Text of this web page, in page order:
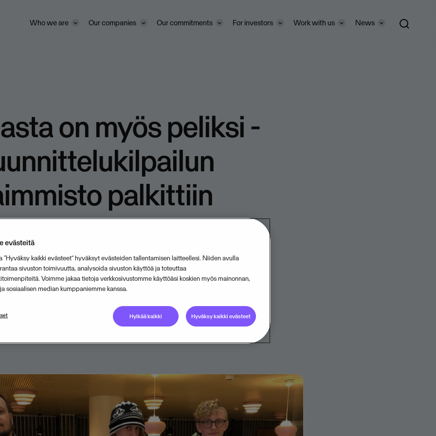
Who we are Our companies Our commitments For investors Work with us News
on myös peliksi -
palkittiin
Gaming -pelisuunnittelukilpailun
palkittiin Helsingissä 10.1.2019.
Wilma-hahmo pyrkii keräämään hyviä
ja taistelemaan huonoja merkintöjä
evästeitä
“Hyväksy kaikki evästeet” hyväksyt evästeiden tallentamisen laitteellesi. Niiden avulla
sivuston toimivuutta, analysoida sivuston käyttöä ja toteuttaa
Voimme jakaa tietoja verkkosivustomme käyttöäsi koskien myös mainonnan,
sosiaalisen median kumppaniemme kanssa.
Hylkää kaikki Hyväksy kaikki evästeet